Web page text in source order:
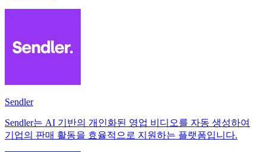
Sendler
Sendler는 AI 기반의 개인화된 영업 비디오를 자동 생성하여
기업의 판매 활동을 효율적으로 지원하는 플랫폼입니다.